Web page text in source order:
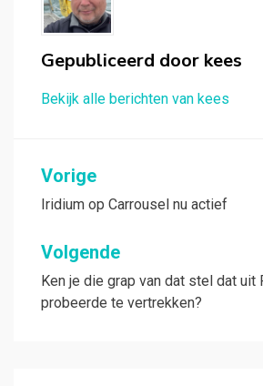
Gepubliceerd door kees
Bekijk alle berichten van kees
Bericht
navigatie
Vorige
Iridium op Carrousel nu actief
Volgende
Ken je die grap van dat stel dat uit
probeerde te vertrekken?